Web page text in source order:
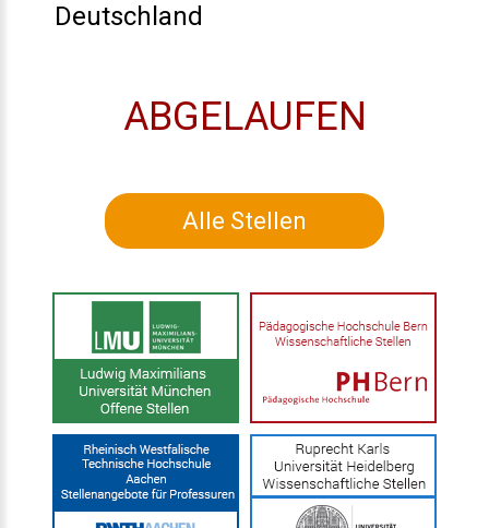
Deutschland
ABGELAUFEN
Alle Stellen